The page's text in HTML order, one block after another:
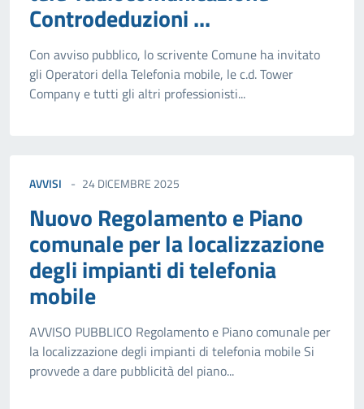
Controdeduzioni ...
Con avviso pubblico, lo scrivente Comune ha invitato
gli Operatori della Telefonia mobile, le c.d. Tower
Company e tutti gli altri professionisti...
AVVISI 24 DICEMBRE 2025
Nuovo Regolamento e Piano
comunale per la localizzazione
degli impianti di telefonia
mobile
AVVISO PUBBLICO Regolamento e Piano comunale per
la localizzazione degli impianti di telefonia mobile Si
provvede a dare pubblicità del piano...